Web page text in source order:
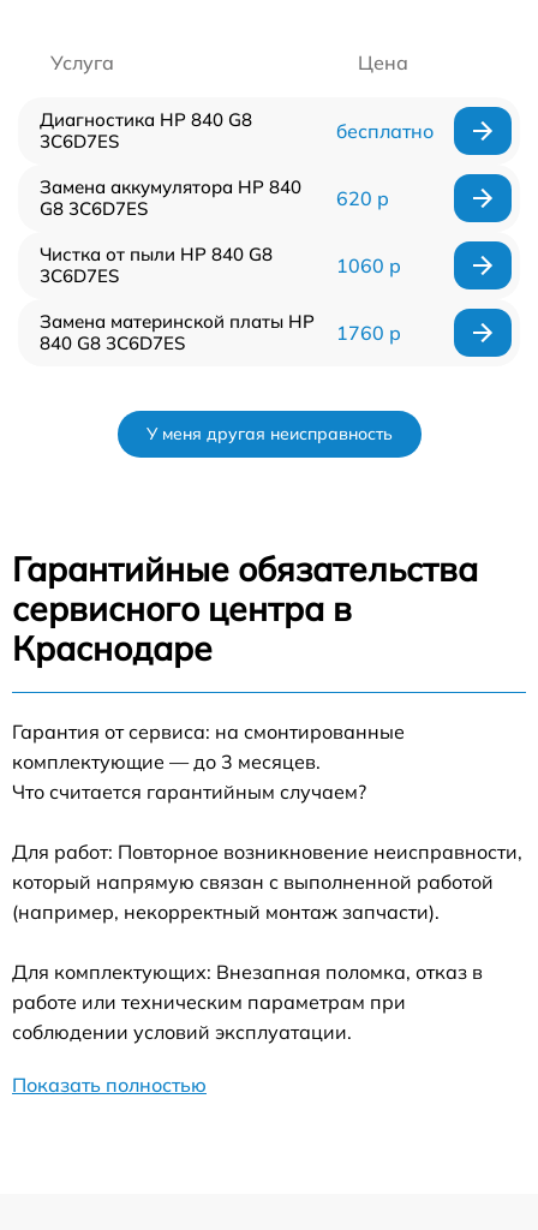
Услуга Цена
Диагностика HP 840 G8
3C6D7ES
бесплатно
Замена аккумулятора HP 840
G8 3C6D7ES
620 р
Чистка от пыли HP 840 G8
3C6D7ES
1060 р
Замена материнской платы HP
840 G8 3C6D7ES
1760 р
У меня другая неисправность
Гарантийные обязательства
сервисного центра в
Краснодаре
Гарантия от сервиса: на смонтированные
комплектующие — до 3 месяцев.
Что считается гарантийным случаем?
Для работ: Повторное возникновение неисправности,
который напрямую связан с выполненной работой
(например, некорректный монтаж запчасти).
Для комплектующих: Внезапная поломка, отказ в
работе или техническим параметрам при
соблюдении условий эксплуатации.
Показать полностью